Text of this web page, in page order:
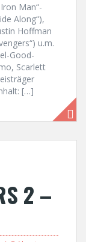
Man“-
Along“),
Hoffman
u.m.
Good-
Scarlett
[…]
2 –